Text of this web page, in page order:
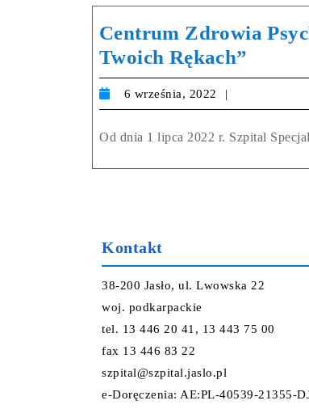
Centrum Zdrowia
Twoich Rękach”
6 września, 2022
Od dnia 1 lipca 2022 r. Szpital
Kontakt
38-200 Jasło, ul. Lwowska 22
woj. podkarpackie
tel. 13 446 20 41, 13 443 75 00
fax 13 446 83 22
szpital@szpital.jaslo.pl
e-Doręczenia: AE:PL-40539-21355-